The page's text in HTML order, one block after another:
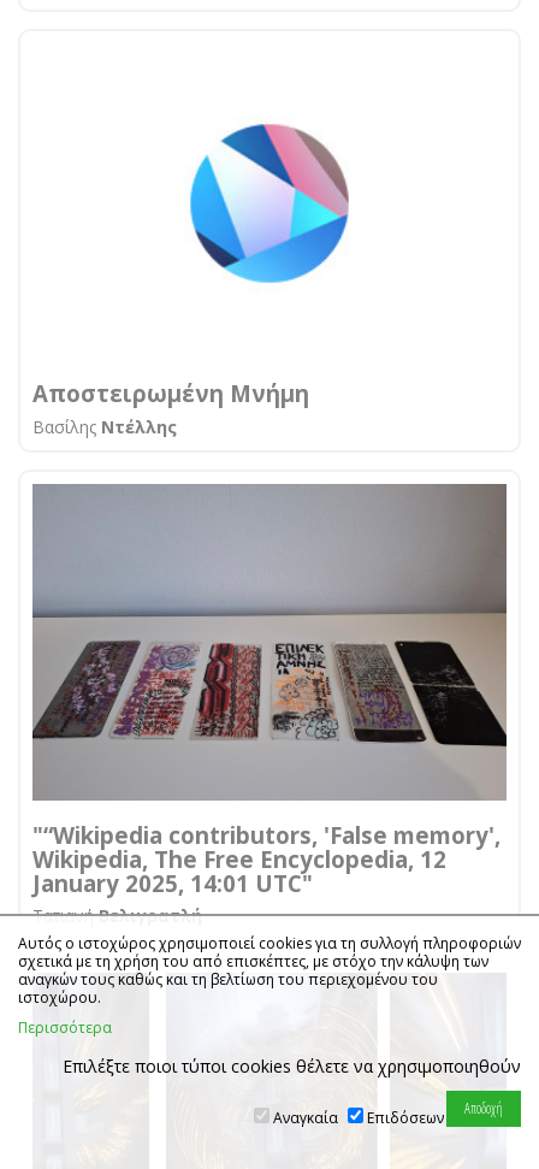
Αποστειρωμένη Μνήμη
Βασίλης Ντέλλης
"“Wikipedia contributors, 'False memory',
Wikipedia, The Free Encyclopedia, 12
January 2025, 14:01 UTC"
ΤατιανήΒελιγρατλή
Αυτός ο ιστοχώρος χρησιμοποιεί cookies για τη συλλογή πληροφοριών
σχετικά με τη χρήση του από επισκέπτες, με στόχο την κάλυψη των
αναγκών τους καθώς και τη βελτίωση του περιεχομένου του
ιστοχώρου.
Περισσότερα
Επιλέξτε ποιοι τύποι cookies θέλετε να χρησιμοποιηθούν
Αναγκαία Επιδόσεων